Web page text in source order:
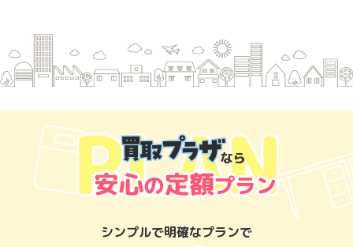
シンプルで明確なプランで